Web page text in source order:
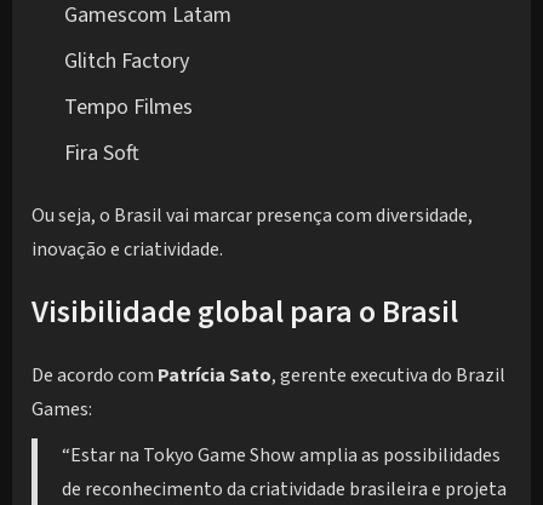
Gamescom Latam
Glitch Factory
Tempo Filmes
Fira Soft
Ou seja, o Brasil vai marcar presença com diversidade,
inovação e criatividade.
Visibilidade global para o Brasil
De acordo com Patrícia Sato, gerente executiva do Brazil
Games:
“Estar na Tokyo Game Show amplia as possibilidades
de reconhecimento da criatividade brasileira e projeta